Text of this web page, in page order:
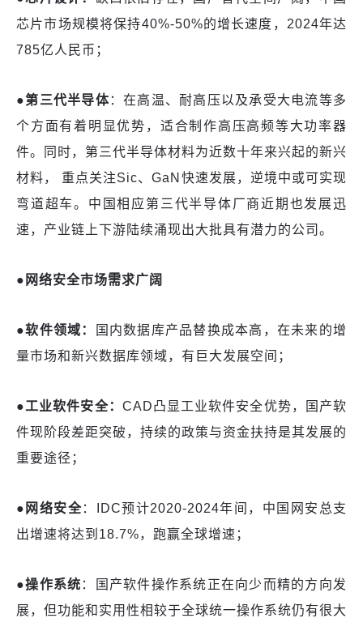
芯片市场规模将保持40%-50%的增长速度，2024年达
785亿人民币；
●第三代半导体：在高温、耐高压以及承受大电流等多
个方面有着明显优势，适合制作高压高频等大功率器
件。同时，第三代半导体材料为近数十年来兴起的新兴
材料，
重点关注Sic、GaN快速发展，逆境中或可实现
弯道超车。中国相应第三代半导体厂商近期也发展迅
速，产业链上下游陆续涌现出大批具有潜力的公司。
●网络安全市场需求广阔
●软件领域：
国内数据库产品替换成本高，在未来的增
量市场和新兴数据库领域，有巨大发展空间；
●工业软件安全： CAD凸显工业软件安全优势，国产软
件现阶段差距突破，持续的政策与资金扶持是其发展的
重要途径；
●网络安全：
IDC预计2020-2024年间，中国网安总支
出增速将达到18.7%，跑赢全球增速；
●操作系统 ：国产软件操作系统正在向少而精的方向发
展，但功能和实用性相较于全球统一操作系统仍有很大